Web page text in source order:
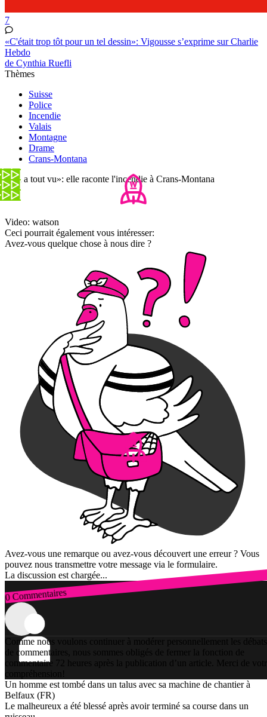
7
«C'était trop tôt pour un tel dessin»: Vigousse s’exprime sur Charlie
Hebdo
de Cynthia Ruefli
Thèmes
Suisse
Police
Incendie
Valais
Montagne
Drame
Crans-Montana
«On a tout vu»: elle raconte l'incendie à Crans-Montana
Video: watson
Ceci pourrait également vous intéresser:
Avez-vous quelque chose à nous dire ?
Avez-vous une remarque ou avez-vous découvert une erreur ? Vous
pouvez nous transmettre votre message via le formulaire.
La discussion est chargée...
0 Commentaires
Connexion
Comme nous voulons continuer à modérer personnellement les débats
de commentaires, nous sommes obligés de fermer la fonction de
commentaire 72 heures après la publication d’un article. Merci de
compréhension!
Un homme est tombé dans un talus avec sa machine de chantier à
Belfaux (FR)
Le malheureux a été blessé après avoir terminé sa course dans un